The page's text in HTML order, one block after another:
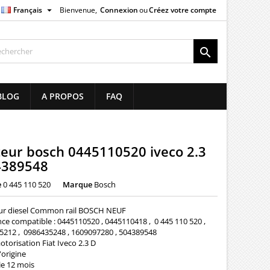
Bienvenue, ConnexionouCréez votre compte
Français 

A PROPOS FAQ
bosch 0445110520 iveco 2.3
0 445 110 520 Marque Bosch
diesel Common rail BOSCH NEUF
compatible : 0445110520 , 0445110418 , 0 445 110 520 ,
, 0986435248 , 1609097280 , 504389548
Fiat Iveco 2.3 D
12 mois
×
list
×
×